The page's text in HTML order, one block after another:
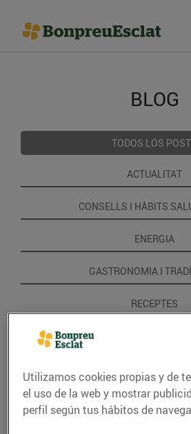
BLOG
TODOS LOS
ACTUALITAT
CONSELLS I HÀBITS
ENERGIA
GASTRONOMIA I
RECEPTES
Utilizamos cookies propias y de
el uso de la web y mostrar
perfil según tus hábitos de